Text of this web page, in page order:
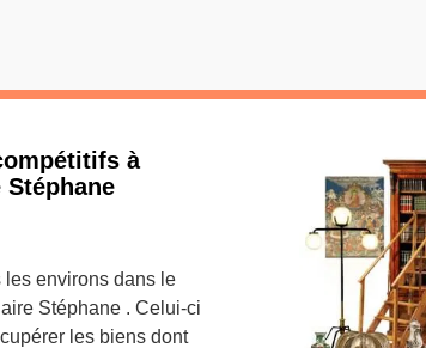
à
les environs dans le
Stéphane . Celui-ci
les biens dont